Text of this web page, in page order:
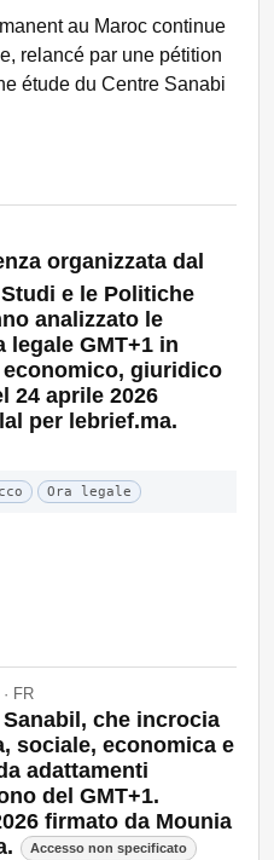
au Maroc continue
relancé par une pétition
étude du Centre Sanabi
organizzata dal
e le Politiche
analizzato le
legale GMT+1 in
giuridico
24 aprile 2026
per lebrief.ma.
Ora legale
FR
che incrocia
sociale, economica e
adattamenti
del GMT+1.
firmato da Mounia
Accesso non specificato